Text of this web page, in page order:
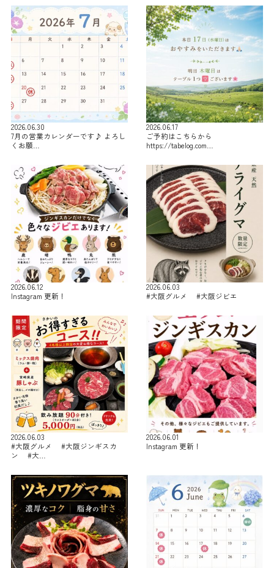
2026.06.30
7月の営業カレンダーです♪ よろし
くお願…
2026.06.17
ご予約はこちらから
https://tabelog.com…
2026.06.12
Instagram 更新！
2026.06.03
#大阪グルメ #大阪ジビエ
2026.06.03
#大阪グルメ #大阪ジンギスカ
ン #大…
2026.06.01
Instagram 更新！